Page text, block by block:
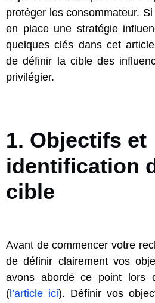
protéger les consommateur.
en place une stratégie
quelques clés dans cet
de définir la cible des
privilégier.
1. Objectifs et
identification
cible
Avant de commencer votre
de définir clairement vos
avons abordé ce point lors
( l’article ici). Définir vos